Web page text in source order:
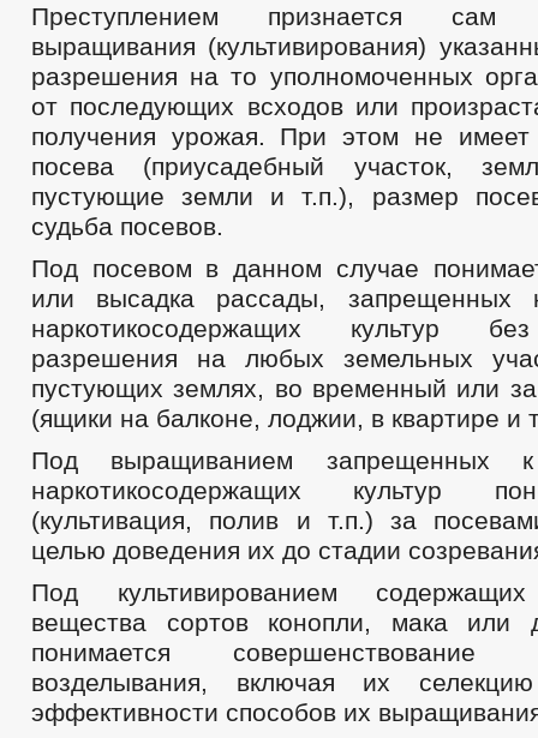
Преступлением признается
выращивания (культивирования)
разрешения на то уполномоченных
от последующих всходов или
получения урожая. При этом не имеет
посева (приусадебный участок,
пустующие земли и т.п.), размер
судьба посевов.
Под посевом в данном случае
или высадка рассады, запрещенных
наркотикосодержащих культур
разрешения на любых земельных
пустующих землях, во временный или
(ящики на балконе, лоджии, в квартире и
Под выращиванием запрещенных к
наркотикосодержащих культур
(культивация, полив и т.п.) за
целью доведения их до стадии
Под культивированием содержащих
вещества сортов конопли, мака или
понимается
возделывания, включая их
эффективности способов их